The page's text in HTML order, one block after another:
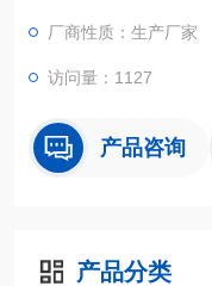
厂商性质：生产厂家
访问量：1127
产品咨询
产品分类